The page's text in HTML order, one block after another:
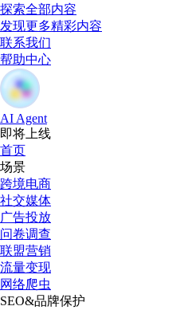
探索全部内容
发现更多精彩内容
联系我们
帮助中心
AI Agent
即将上线
首页
场景
跨境电商
社交媒体
广告投放
问卷调查
联盟营销
流量变现
网络爬虫
SEO&品牌保护